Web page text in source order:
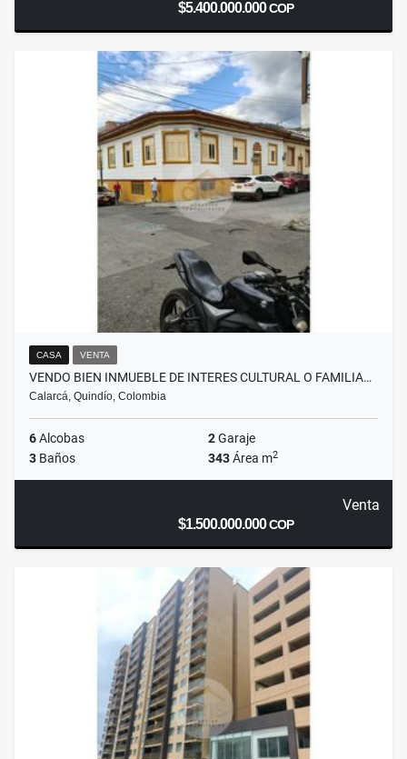
$5.400.000.000COP
CASA VENTA
VENDO BIEN INMUEBLE DE INTERES CULTURAL O FAMILIA…
Calarcá, Quindío, Colombia
6Alcobas 2Garaje
3 Baños 343Área m2
Venta
$1.500.000.000COP